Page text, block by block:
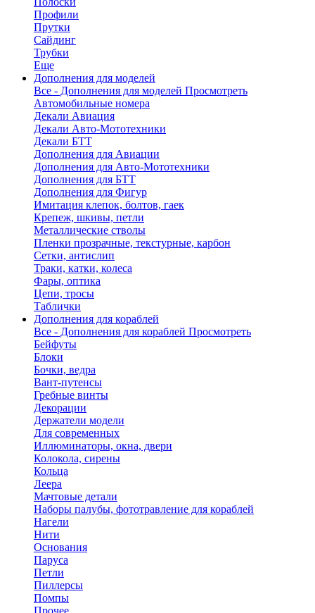
Профили
Прутки
Сайдинг
Трубки
Еще
Дополнения для моделей
Все - Дополнения для моделей Просмотреть
Автомобильные номера
Декали Авиация
Декали Авто-Мототехники
Декали БТТ
Дополнения для Авиации
Дополнения для Авто-Мототехники
Дополнения для БТТ
Дополнения для Фигур
Имитация клепок, болтов, гаек
Крепеж, шкивы, петли
Металлические стволы
Пленки прозрачные, текстурные, карбон
Сетки, антислип
Траки, катки, колеса
Фары, оптика
Цепи, тросы
Таблички
Дополнения для кораблей
Все - Дополнения для кораблей Просмотреть
Бейфуты
Блоки
Бочки, ведра
Вант-путенсы
Гребные винты
Декорации
Держатели модели
Для современных
Иллюминаторы, окна, двери
Колокола, сирены
Кольца
Леера
Мачтовые детали
Наборы палубы, фототравление для кораблей
Нагели
Нити
Основания
Паруса
Петли
Пиллерсы
Помпы
Прочее